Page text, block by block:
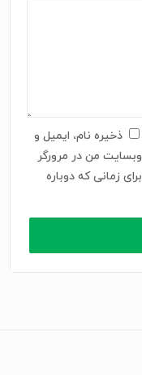
ذخیره نام، ایمیل و
وبسایت من در مرورگر
برای زمانی که دوباره